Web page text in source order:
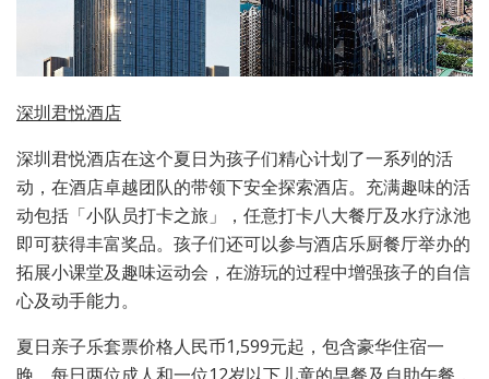
深圳君悦酒店
深圳君悦酒店在这个夏日为孩子们精心计划了一系列的活
动，在酒店卓越团队的带领下安全探索酒店。充满趣味的活
动包括「小队员打卡之旅」，任意打卡八大餐厅及水疗泳池
即可获得丰富奖品。孩子们还可以参与酒店乐厨餐厅举办的
拓展小课堂及趣味运动会，在游玩的过程中增强孩子的自信
心及动手能力。
夏日亲子乐套票价格人民币1,599元起，包含豪华住宿一